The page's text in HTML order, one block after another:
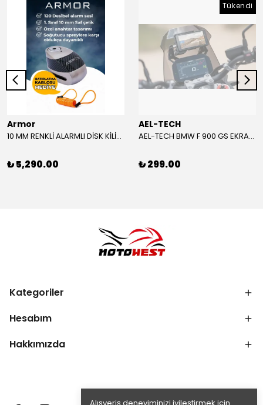
Armor
10 MM RENKLİ ALARMLI DİSK KİLİDİ YENİ VERSİYON
₺ 5,290.00
Tükendi
AEL-TECH
AEL-TECH BMW F 900 GS EKRAN/GÖSTERGE KORUYUCU 2024-2025
₺ 299.00
Kategoriler
Hesabım
Hakkımızda